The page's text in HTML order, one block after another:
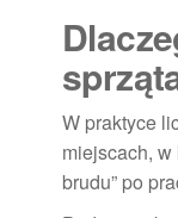
W praktyce
miejscach,
brudu” po